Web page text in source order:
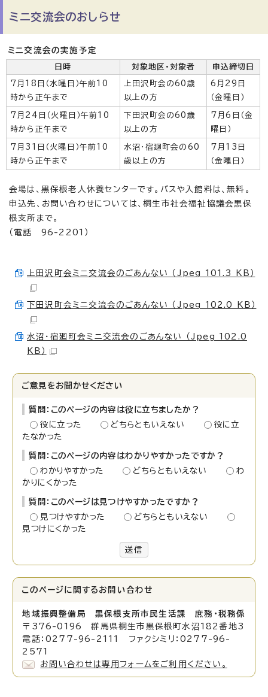
ミニ交流会のおしらせ
ミニ交流会の実施予定
日時 対象地区・対象者 申込締切日
7月18日（水曜日）午前10
時から正午まで
上田沢町会の60歳
以上の方
6月29日
（金曜日）
7月24日（火曜日）午前10
時から正午まで
下田沢町会の60歳
以上の方
7月6日（金
曜日）
7月31日（火曜日）午前10
時から正午まで
水沼・宿廻町会の60
歳以上の方
7月13日
（金曜日）
会場は、黒保根老人休養センターです。バスや入館料は、無料。
申込先、お問い合わせについては、桐生市社会福祉協議会黒保
根支所まで。
（電話 96-2201）
上田沢町会ミニ交流会のごあんない （Jpeg 101.3 KB）
下田沢町会ミニ交流会のごあんない （Jpeg 102.0 KB）
水沼・宿廻町会ミニ交流会のごあんない （Jpeg 102.0
KB）
ご意見をお聞かせください
質問：このページの内容は役に立ちましたか？
役に立った
どちらともいえない
役に立
たなかった
質問：このページの内容はわかりやすかったですか？
わかりやすかった
どちらともいえない
わ
かりにくかった
質問：このページは見つけやすかったですか？
見つけやすかった
どちらともいえない
見つけにくかった
送信
このページに関する お問い合わせ
地域振興整備局 黒保根支所市民生活課 庶務・税務係
〒376-0196 群馬県桐生市黒保根町水沼182番地3
電話：0277-96-2111 ファクシミリ：0277-96-
2571
お問い合わせは専用フォームをご利用ください。